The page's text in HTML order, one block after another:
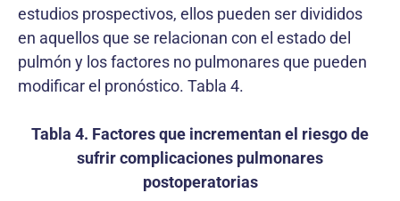
estudios prospectivos, ellos pueden ser divididos
en aquellos que se relacionan con el estado del
pulmón y los factores no pulmonares que pueden
modificar el pronóstico. Tabla 4.
Tabla 4. Factores que incrementan el riesgo de
sufrir complicaciones pulmonares
postoperatorias